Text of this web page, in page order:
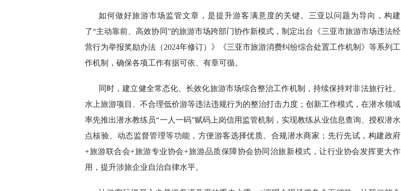
如何做好旅游市场监管文章，是提升游客满意度的关键。三亚以问题为导向，构建
了“主动靠前、高效协同”的旅游市场跨部门协作新模式，制定出台《三亚市旅游市场违法经
营行为举报奖励办法（2024年修订）》《三亚市旅游消费纠纷综合处置工作机制》等系列工
作机制，确保各项工作有据可依、有章可循。
同时，建立健全常态化、长效化旅游市场综合整治工作机制，持续保持对非法旅行社、
水上旅游项目、不合理低价游等违法违规行为的整治打击力度；创新工作模式，在潜水领域
率先推出潜水教练员“一人一码”赋码上岗信用监管机制，实现教练从业信息查询、授权潜水
点核验、动态监督管理等功能，方便游客选择优质、合规潜水商家；先行先试，构建政府
+旅游联合会+旅游专业协会+旅游品质保障协会协同治旅新模式，让行业协会发挥更大作
用，提升涉旅企业自治自律水平。